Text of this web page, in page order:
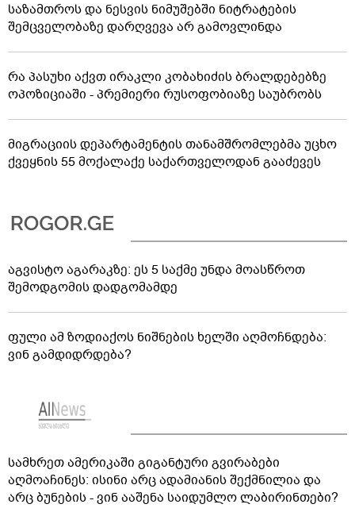
საზამთროს და ნესვის ნიმუშებში ნიტრატების
შემცველობაზე დარღვევა არ გამოვლინდა
რა პასუხი აქვთ ირაკლი კობახიძის ბრალდებებზე
ოპოზიციაში - პრემიერი რუსოფობიაზე საუბრობს
მიგრაციის დეპარტამენტის თანამშრომლებმა უცხო
ქვეყნის 55 მოქალაქე საქართველოდან გააძევეს
აგვისტო აგარაკზე: ეს 5 საქმე უნდა მოასწროთ
შემოდგომის დადგომამდე
ფული ამ ზოდიაქოს ნიშნების ხელში აღმოჩნდება:
ვინ გამდიდრდება?
სამხრეთ ამერიკაში გიგანტური გვირაბები
აღმოაჩინეს: ისინი არც ადამიანის შექმნილია და
არც ბუნების - ვინ ააშენა საიდუმლო ლაბირინთები?